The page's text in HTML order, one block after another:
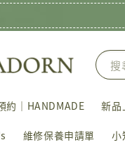
搜
約｜HANDMADE 新
維修保養申請單 小